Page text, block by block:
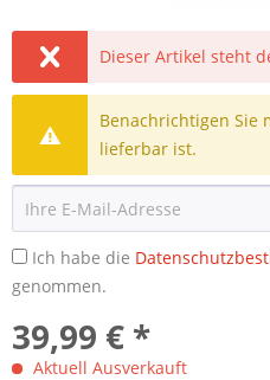
Dieser Artikel steht
Benachrichtigen Sie
lieferbar ist.
Ich habe die
genommen.
39,99 € *
Aktuell Ausverkauft